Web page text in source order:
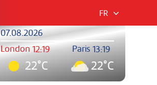
FR
07.08.2026
London12:19
22°C
Paris 13:19
22°C